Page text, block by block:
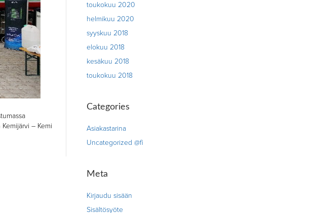
– Kemi
toukokuu 2020
helmikuu 2020
syyskuu 2018
elokuu 2018
kesäkuu 2018
toukokuu 2018
Categories
Asiakastarina
Uncategorized @fi
Meta
Kirjaudu sisään
Sisältösyöte